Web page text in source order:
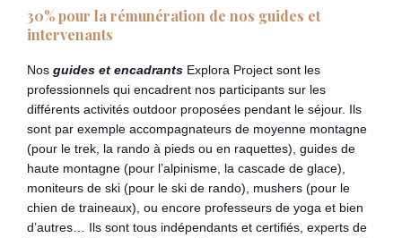
30% pour la rémunération de nos guides et
intervenants
Nos guides et encadrants Explora Project sont les
professionnels qui encadrent nos participants sur les
différents activités outdoor proposées pendant le séjour. Ils
sont par exemple accompagnateurs de moyenne montagne
(pour le trek, la rando à pieds ou en raquettes), guides de
haute montagne (pour l’alpinisme, la cascade de glace),
moniteurs de ski (pour le ski de rando), mushers (pour le
chien de traineaux), ou encore professeurs de yoga et bien
d’autres… Ils sont tous indépendants et certifiés, experts de